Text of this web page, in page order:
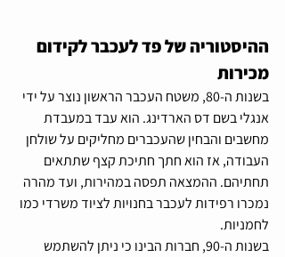
ההיסטוריה של פד לעכבר לקידום
מכירות
בשנות ה-80, משטח העכבר הראשון נוצר על ידי
אנגלי בשם דס הארדינג. הוא עבד במעבדת
מחשבים והבחין שהעכברים מחליקים על שולחן
העבודה, אז הוא חתך חתיכת קצף שתתאים
תחתיהם. ההמצאה תפסה במהירות, ועד מהרה
נמכרו רפידות לעכבר בחנויות לציוד משרדי כמו
לחמניות.
בשנות ה-90, חברות הבינו כי ניתן להשתמש